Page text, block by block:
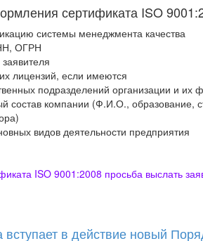
сертификата ISO
системы менеджмента качества
ОГРН
лицензий, если имеются
подразделений организации и их
состав компании (Ф.И.О., образование,
видов деятельности предприятия
ISO 9001:2008 просьба выслать
в действие новый